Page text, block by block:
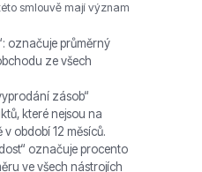
smlouvě mají význam
označuje průměrný
ze všech
zásob“
které nejsou na
období 12 měsíců.
označuje procento
ve všech nástrojích